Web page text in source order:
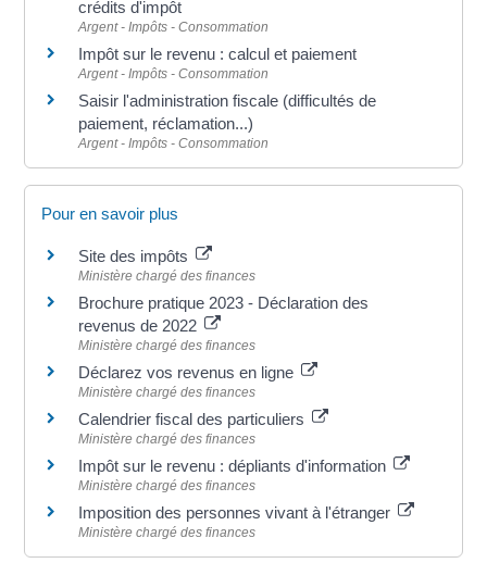
crédits d'impôt
Argent - Impôts - Consommation
Impôt sur le revenu : calcul et paiement
Argent - Impôts - Consommation
Saisir l'administration fiscale (difficultés de
paiement, réclamation...)
Argent - Impôts - Consommation
Pour en savoir plus
Site des impôts
Ministère chargé des finances
Brochure pratique 2023 - Déclaration des
revenus de 2022
Ministère chargé des finances
Déclarez vos revenus en ligne
Ministère chargé des finances
Calendrier fiscal des particuliers
Ministère chargé des finances
Impôt sur le revenu : dépliants d'information
Ministère chargé des finances
Imposition des personnes vivant à l'étranger
Ministère chargé des finances